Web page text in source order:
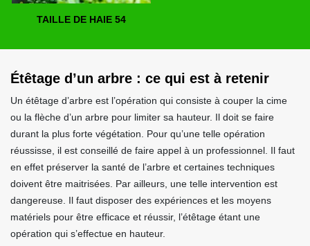
TAILLE DE HAIE 54
Étêtage d’un arbre : ce qui est à retenir
Un étêtage d’arbre est l’opération qui consiste à couper la cime
ou la flèche d’un arbre pour limiter sa hauteur. Il doit se faire
durant la plus forte végétation. Pour qu’une telle opération
réussisse, il est conseillé de faire appel à un professionnel. Il faut
en effet préserver la santé de l’arbre et certaines techniques
doivent être maitrisées. Par ailleurs, une telle intervention est
dangereuse. Il faut disposer des expériences et les moyens
matériels pour être efficace et réussir, l’étêtage étant une
opération qui s’effectue en hauteur.